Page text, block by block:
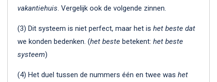
vakantiehuis. Vergelijk ook de volgende zinnen.
(3) Dit systeem is niet perfect, maar het is het beste dat
we konden bedenken. (het beste betekent: het beste
systeem)
(4) Het duel tussen de nummers één en twee was het